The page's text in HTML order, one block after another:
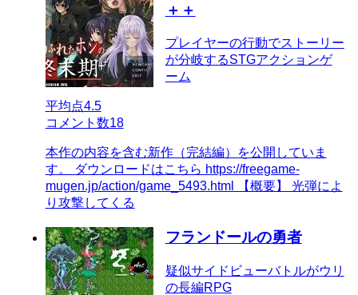
＋＋
プレイヤーの行動でストーリー
が分岐するSTGアクションゲ
ーム
平均点4.5
コメント数18
本作の内容を含む新作（完結編）を公開していま
す。 ダウンロードはこちら https://freegame-
mugen.jp/action/game_5493.html 【概要】 光弾によ
り攻撃してくる
フランドールの勇者
疑似サイドビューバトルがウリ
の長編RPG